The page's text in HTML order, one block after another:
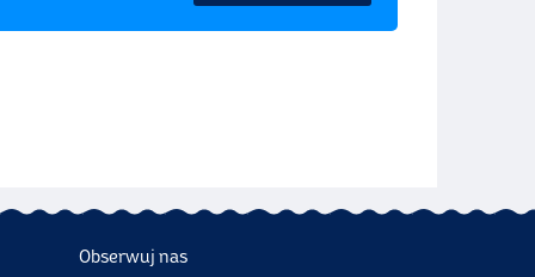
Obserwuj nas